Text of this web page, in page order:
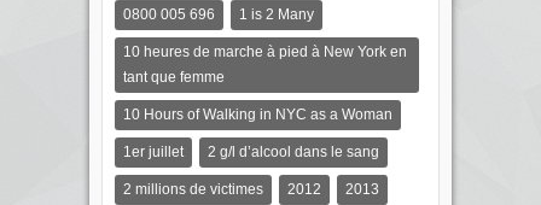
0800 005 696 1 is 2 Many
10 heures de marche à pied à New York en
tant que femme
10 Hours of Walking in NYC as a Woman
1er juillet 2 g/l d’alcool dans le sang
2 millions de victimes 2012 2013